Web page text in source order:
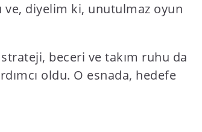
ve, diyelim ki, unutulmaz oyun
beceri ve takım ruhu da
oldu. O esnada, hedefe